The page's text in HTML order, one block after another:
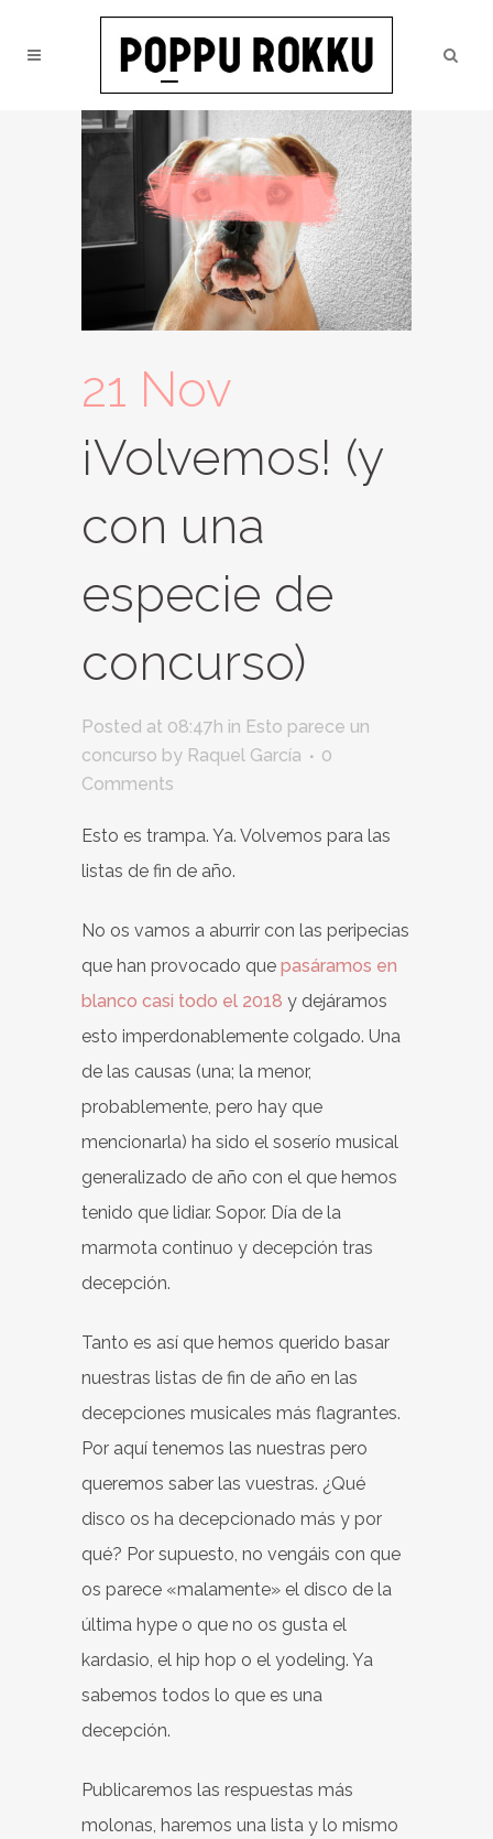
21 Nov
¡Volvemos! (y
con una
especie de
concurso)
Posted at 08:47h in Esto parece un
concurso by Raquel García
0
Comments
Esto es trampa. Ya. Volvemos para las
listas de fin de año.
No os vamos a aburrir con las peripecias
que han provocado que pasáramos en
blanco casi todo el 2018 y dejáramos
esto imperdonablemente colgado. Una
de las causas (una; la menor,
probablemente, pero hay que
mencionarla) ha sido el soserío musical
generalizado de año con el que hemos
tenido que lidiar. Sopor. Día de la
marmota continuo y decepción tras
decepción.
Tanto es así que hemos querido basar
nuestras listas de fin de año en las
decepciones musicales más flagrantes.
Por aquí tenemos las nuestras pero
queremos saber las vuestras. ¿Qué
disco os ha decepcionado más y por
qué? Por supuesto, no vengáis con que
os parece «malamente» el disco de la
última hype o que no os gusta el
kardasio, el hip hop o el yodeling. Ya
sabemos todos lo que es una
decepción.
Publicaremos las respuestas más
molonas, haremos una lista y lo mismo